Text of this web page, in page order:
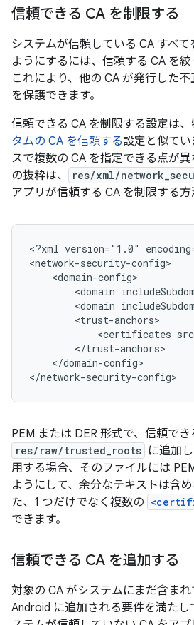
信頼できる CA を制限する
システムが信頼している CA すべ
ようにするには、信頼する CA を絞
これにより、他の CA が発行した
を保護できます。
信頼できる CA を制限する設定は
タムの CA を信頼する設定と似て
スで複数の CA を指定できる点が
の抜粋は、
res/xml/
アプリが信頼する CA を制限する方
<?xml version="1.0"
<domain
<domain
<certificates
</domain-config>
</network-security-config>
PEM または DER 形式で、信頼でき
res/raw/trusted_roots に追加
用する場合、そのファイルには
ようにして、余分なテキストは含
た、1 つだけでなく複数の
できます。
信頼できる CA を追加する
対象の CA がシステムにまだ含まれ
Android に追加される要件を満たし